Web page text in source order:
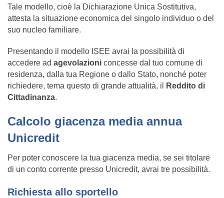
Tale modello, cioè la Dichiarazione Unica Sostitutiva,
attesta la situazione economica del singolo individuo o del
suo nucleo familiare.
Presentando il modello ISEE avrai la possibilità di
accedere ad agevolazioni concesse dal tuo comune di
residenza, dalla tua Regione o dallo Stato, nonché poter
richiedere, tema questo di grande attualità, il
Reddito di
Cittadinanza.
Calcolo giacenza media annua
Unicredit
Per poter conoscere la tua giacenza media, se sei titolare
di un conto corrente presso Unicredit, avrai tre possibilità.
Richiesta allo sportello